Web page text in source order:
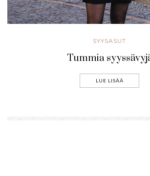
SYYSASUT
Tummia
LUE LISÄÄ